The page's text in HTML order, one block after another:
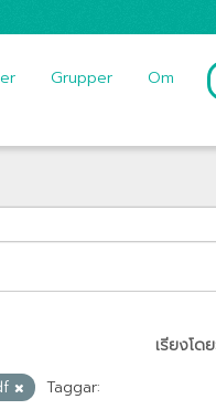
Grupper Om
เรียงโดย
Taggar: